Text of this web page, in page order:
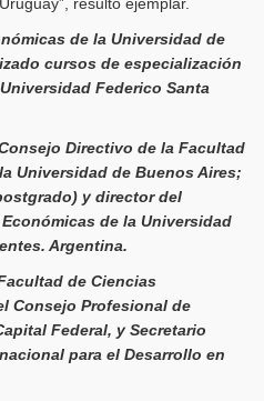
de la Universidad de
cursos de especialización
Federico Santa
Directivo de la Facultad
Universidad de Buenos Aires;
y director del
de la Universidad
Argentina.
de Ciencias
Consejo Profesional de
Federal, y Secretario
para el Desarrollo en